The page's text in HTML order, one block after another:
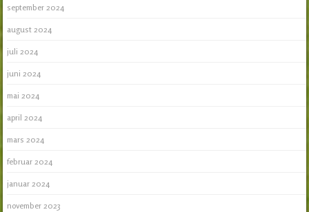
september 2024
august 2024
juli 2024
juni 2024
mai 2024
april 2024
mars 2024
februar 2024
januar 2024
november 2023